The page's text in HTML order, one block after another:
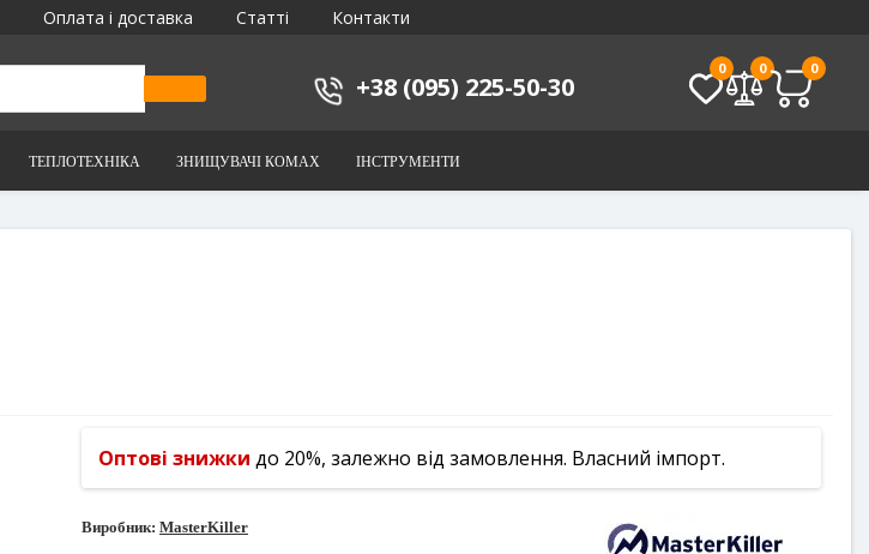
Оплата і доставка Статті Контакти
+38 (095) 225-50-30
0 0 0
ТЕПЛОТЕХНІКА ЗНИЩУВАЧІ КОМАХ ІНСТРУМЕНТИ
Оптові знижки до 20%, залежно від замовлення. Власний імпорт.
Виробник: MasterKiller